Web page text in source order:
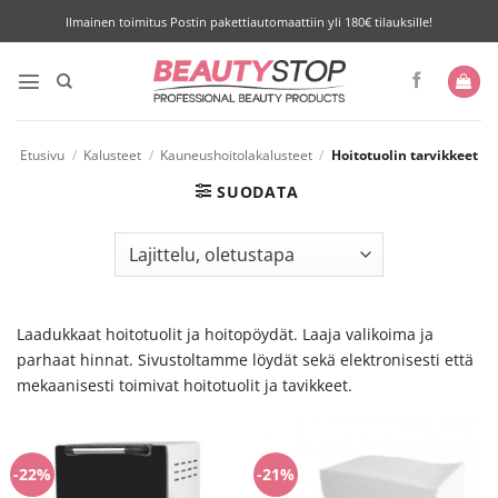
to
Ilmainen toimitus Postin pakettiautomaattiin yli 180€ tilauksille!
Etusivu / Kalusteet / Kauneushoitolakalusteet / Hoitotuolin tarvikkeet
SUODATA
Laadukkaat hoitotuolit ja hoitopöydät. Laaja valikoima ja
parhaat hinnat. Sivustoltamme löydät sekä elektronisesti että
mekaanisesti toimivat hoitotuolit ja tavikkeet.
-22% -21%